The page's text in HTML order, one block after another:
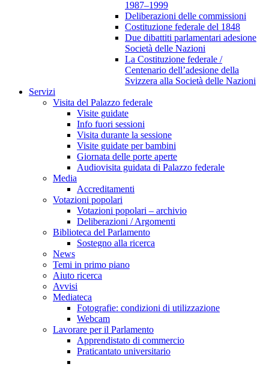
1987–1999
Deliberazioni delle commissioni
Costituzione federale del 1848
Due dibattiti parlamentari adesione
Società delle Nazioni
La Costituzione federale /
Centenario dell’adesione della
Svizzera alla Società delle Nazioni
Servizi
Visita del Palazzo federale
Visite guidate
Info fuori sessioni
Visita durante la sessione
Visite guidate per bambini
Giornata delle porte aperte
Audiovisita guidata di Palazzo federale
Media
Accreditamenti
Votazioni popolari
Votazioni popolari – archivio
Deliberazioni / Argomenti
Biblioteca del Parlamento
Sostegno alla ricerca
News
Temi in primo piano
Aiuto ricerca
Avvisi
Mediateca
Fotografie: condizioni di utilizzazione
Webcam
Lavorare per il Parlamento
Apprendistato di commercio
Praticantato universitario